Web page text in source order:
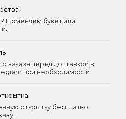
Поменяем букет или
заказа перед доставкой в
при необходимости.
открытку бесплатно